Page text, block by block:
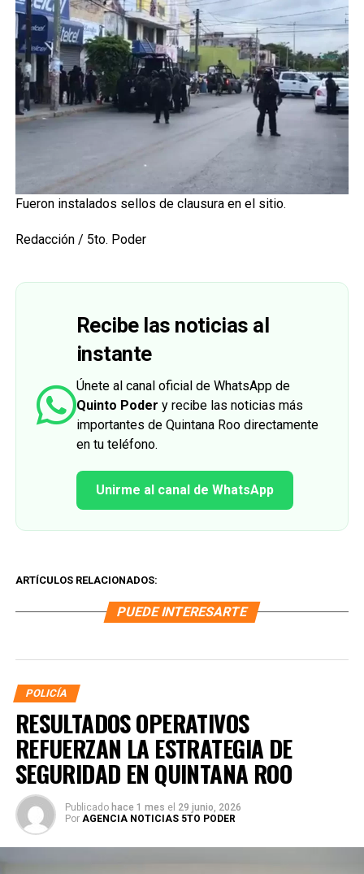
Fueron instalados sellos de clausura en el sitio.
Redacción / 5to. Poder
Recibe las noticias al
instante
Únete al canal oficial de WhatsApp de
Quinto Poder y recibe las noticias más
importantes de Quintana Roo directamente
en tu teléfono.
Unirme al canal de WhatsApp
ARTÍCULOS RELACIONADOS:
PUEDE INTERESARTE
POLICÍA
RESULTADOS OPERATIVOS
REFUERZAN LA ESTRATEGIA DE
SEGURIDAD EN QUINTANA ROO
Publicado hace 1 mes el 29 junio, 2026
Por AGENCIA NOTICIAS 5TO PODER